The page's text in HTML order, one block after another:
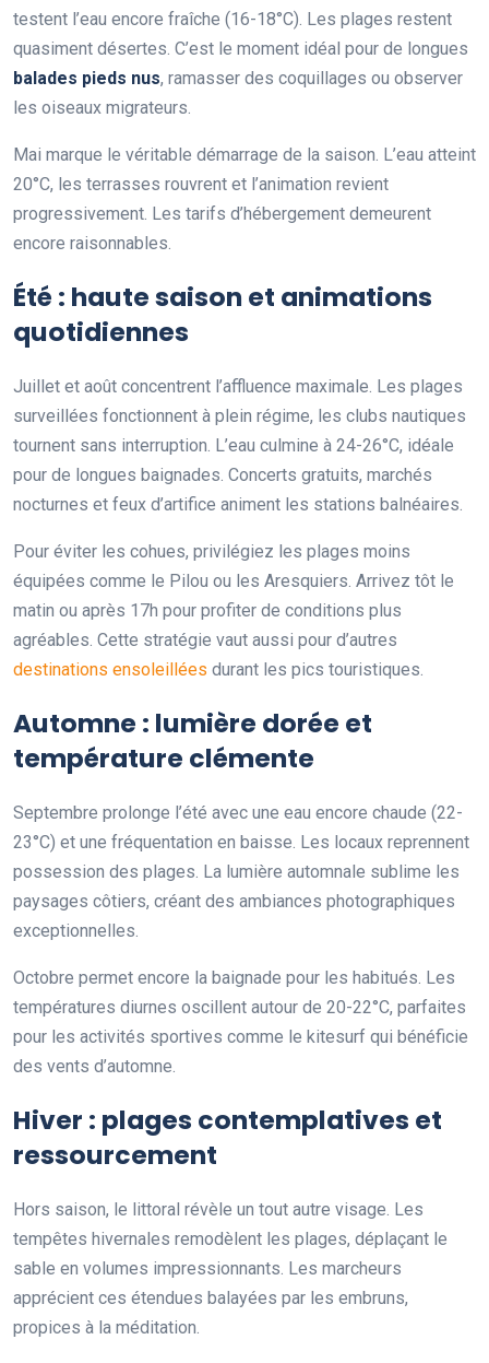
testent l’eau encore fraîche (16-18°C). Les plages restent
quasiment désertes. C’est le moment idéal pour de longues
balades pieds nus, ramasser des coquillages ou observer
les oiseaux migrateurs.
Mai marque le véritable démarrage de la saison. L’eau atteint
20°C, les terrasses rouvrent et l’animation revient
progressivement. Les tarifs d’hébergement demeurent
encore raisonnables.
Été : haute saison et animations
quotidiennes
Juillet et août concentrent l’affluence maximale. Les plages
surveillées fonctionnent à plein régime, les clubs nautiques
tournent sans interruption. L’eau culmine à 24-26°C, idéale
pour de longues baignades. Concerts gratuits, marchés
nocturnes et feux d’artifice animent les stations balnéaires.
Pour éviter les cohues, privilégiez les plages moins
équipées comme le Pilou ou les Aresquiers. Arrivez tôt le
matin ou après 17h pour profiter de conditions plus
agréables. Cette stratégie vaut aussi pour d’autres
destinations ensoleillées durant les pics touristiques.
Automne : lumière dorée et
température clémente
Septembre prolonge l’été avec une eau encore chaude (22-
23°C) et une fréquentation en baisse. Les locaux reprennent
possession des plages. La lumière automnale sublime les
paysages côtiers, créant des ambiances photographiques
exceptionnelles.
Octobre permet encore la baignade pour les habitués. Les
températures diurnes oscillent autour de 20-22°C, parfaites
pour les activités sportives comme le kitesurf qui bénéficie
des vents d’automne.
Hiver : plages contemplatives et
ressourcement
Hors saison, le littoral révèle un tout autre visage. Les
tempêtes hivernales remodèlent les plages, déplaçant le
sable en volumes impressionnants. Les marcheurs
apprécient ces étendues balayées par les embruns,
propices à la méditation.